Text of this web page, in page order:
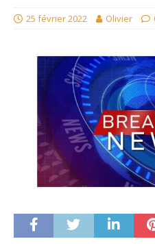
25 février 2022 Olivier